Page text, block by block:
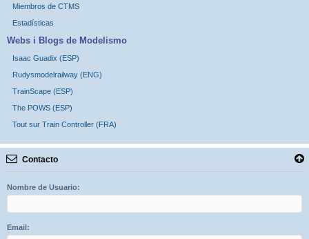
Miembros de CTMS
Estadísticas
Webs i Blogs de Modelismo
Isaac Guadix (ESP)
Rudysmodelrailway (ENG)
TrainScape (ESP)
The POWS (ESP)
Tout sur Train Controller (FRA)
Contacto
Nombre de Usuario:
Email: